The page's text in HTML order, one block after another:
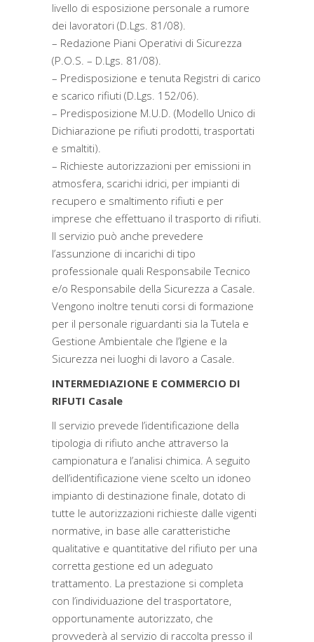
livello di esposizione personale a rumore
dei lavoratori (D.Lgs. 81/08).
– Redazione Piani Operativi di Sicurezza
(P.O.S. – D.Lgs. 81/08).
– Predisposizione e tenuta Registri di carico
e scarico rifiuti (D.Lgs. 152/06).
– Predisposizione M.U.D. (Modello Unico di
Dichiarazione pe rifiuti prodotti, trasportati
e smaltiti).
– Richieste autorizzazioni per emissioni in
atmosfera, scarichi idrici, per impianti di
recupero e smaltimento rifiuti e per
imprese che effettuano il trasporto di rifiuti.
Il servizio può anche prevedere
l’assunzione di incarichi di tipo
professionale quali Responsabile Tecnico
e/o Responsabile della Sicurezza a Casale.
Vengono inoltre tenuti corsi di formazione
per il personale riguardanti sia la Tutela e
Gestione Ambientale che l’Igiene e la
Sicurezza nei luoghi di lavoro a Casale.
INTERMEDIAZIONE E COMMERCIO DI
RIFUTI Casale
Il servizio prevede l’identificazione della
tipologia di rifiuto anche attraverso la
campionatura e l’analisi chimica. A seguito
dell’identificazione viene scelto un idoneo
impianto di destinazione finale, dotato di
tutte le autorizzazioni richieste dalle vigenti
normative, in base alle caratteristiche
qualitative e quantitative del rifiuto per una
corretta gestione ed un adeguato
trattamento. La prestazione si completa
con l’individuazione del trasportatore,
opportunamente autorizzato, che
provvederà al servizio di raccolta presso il